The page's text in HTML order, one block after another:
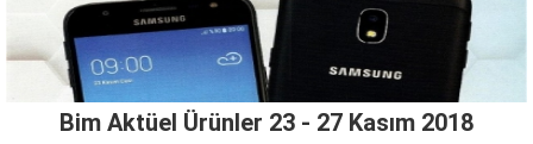
Bim Aktüel Ürünler 23 - 27 Kasım 2018